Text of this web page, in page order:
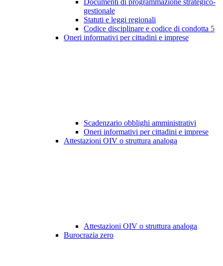
Documenti di programmazione strategico-
gestionale
Statuti e leggi regionali
Codice disciplinare e codice di condotta 5
Oneri informativi per cittadini e imprese
Scadenzario obblighi amministrativi
Oneri informativi per cittadini e imprese
Attestazioni OIV o struttura analoga
Attestazioni OIV o struttura analoga
Burocrazia zero